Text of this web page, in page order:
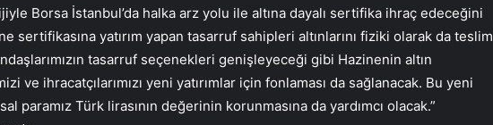
Borsa İstanbul’da halka arz yolu ile altına dayalı sertifika ihraç edeceğini
sertifikasına yatırım yapan tasarruf sahipleri altınlarını fiziki olarak da teslim
tasarruf seçenekleri genişleyeceği gibi Hazinenin altın
ve ihracatçılarımızı yeni yatırımlar için fonlaması da sağlanacak. Bu yeni
paramız Türk lirasının değerinin korunmasına da yardımcı olacak.”